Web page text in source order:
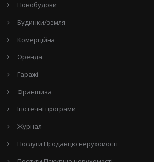
Новобудови
Будинки/земля
Комерційна
Оренда
Гаражі
Франшиза
Іпотечні програми
Журнал
Послуги Продавцю нерухомості